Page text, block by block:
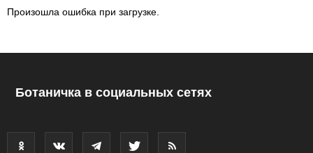
Произошла ошибка при загрузке.
Ботаничка в социальных сетях